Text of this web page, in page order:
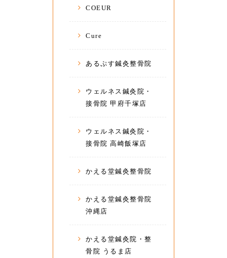
COEUR
Cure
あるぷす鍼灸整骨院
ウェルネス鍼灸院・
接骨院 甲府千塚店
ウェルネス鍼灸院・
接骨院 高崎飯塚店
かえる堂鍼灸整骨院
かえる堂鍼灸整骨院
沖縄店
かえる堂鍼灸院・整
骨院 うるま店